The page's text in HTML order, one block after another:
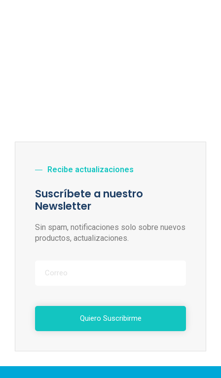
Recibe actualizaciones
Suscríbete a nuestro
Newsletter
Sin spam, notificaciones solo sobre nuevos
productos, actualizaciones.
Quiero Suscribirme